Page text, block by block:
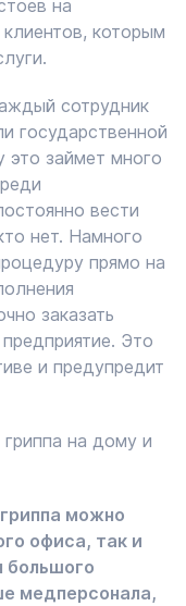
на
которым
сотрудник
государственной
это займет много
вести
нет. Намного
прямо на
заказать
Это
и предупредит
на дому и
можно
офиса, так и
большого
медперсонала,